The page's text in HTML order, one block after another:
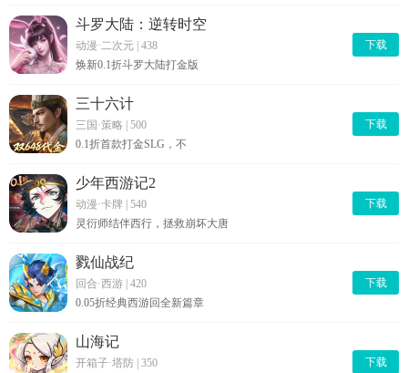
斗罗大陆：逆转时空
动漫·二次元
438
焕新0.1折斗罗大陆打金版
下载
三十六计
三国·策略
500
0.1折首款打金SLG，不
下载
少年西游记2
动漫·卡牌
540
灵衍师结伴西行，拯救崩坏大唐
下载
戮仙战纪
回合·西游 420
0.05折经典西游回全新篇章
下载
山海记
开箱子·塔防 350 下载